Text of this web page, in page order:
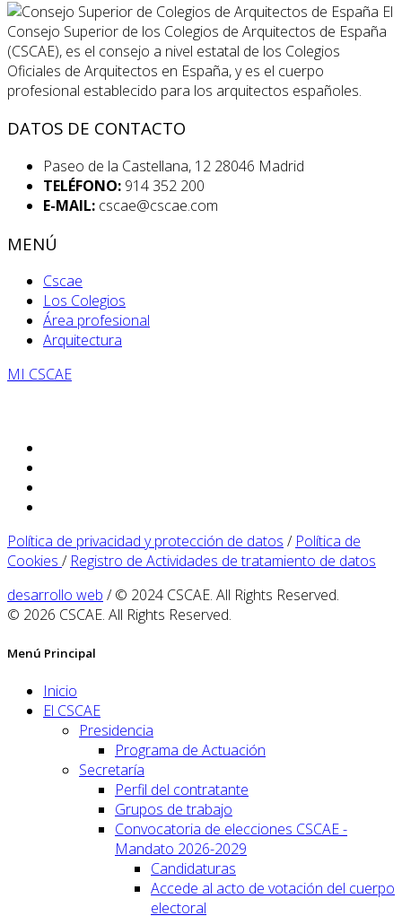
El
Consejo Superior de los Colegios de Arquitectos de España
(CSCAE), es el consejo a nivel estatal de los Colegios
Oficiales de Arquitectos en España, y es el cuerpo
profesional establecido para los arquitectos españoles.
DATOS DE CONTACTO
Paseo de la Castellana, 12 28046 Madrid
TELÉFONO: 914 352 200
E-MAIL: cscae@cscae.com
MENÚ
Cscae
Los Colegios
Área profesional
Arquitectura
MI CSCAE
Política de privacidad y protección de datos / Política de
Cookies / Registro de Actividades de tratamiento de datos
desarrollo web / © 2024 CSCAE. All Rights Reserved.
© 2026 CSCAE. All Rights Reserved.
Menú Principal
Inicio
El CSCAE
Presidencia
Programa de Actuación
Secretaría
Perfil del contratante
Grupos de trabajo
Convocatoria de elecciones CSCAE -
Mandato 2026-2029
Candidaturas
Accede al acto de votación del cuerpo
electoral